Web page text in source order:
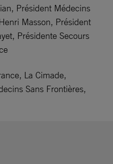
Président Médecins
Masson, Président
Présidente Secours
La Cimade,
Sans Frontières,